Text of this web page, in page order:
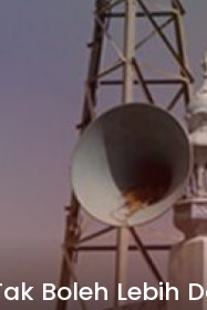
Boleh Lebih